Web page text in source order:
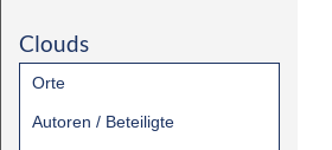
Clouds
Orte
Autoren / Beteiligte